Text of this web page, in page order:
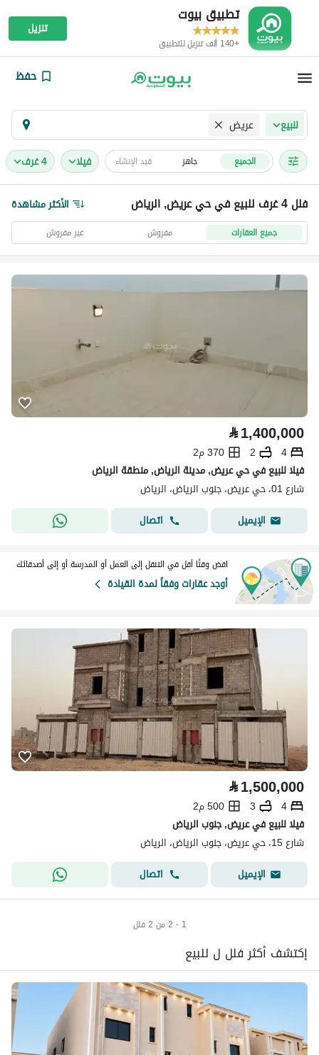
تطبيق بيوت
+140 ألف تنزيل للتطبيق
تنزيل
حفظ
للبيع عريض
الجميع جاهز قيد الإنشاء فیلا 4 غرف
فلل 4 غرف للبيع في حي عريض, الرياض الأكثر مشاهدة
جميع العقارات مفروش غير مفروش
⃁1,400,000
4
2
370 م2
فيلا للبيع في حي عريض, مدينة الرياض, منطقة الرياض
شارع 01، حي عريض، جنوب الرياض، الرياض
الإيميل
اتصال
اقض وقتًا أقل في التنقل إلى العمل أو المدرسة أو إلى أصدقائك
أوجد عقارات وفقاً لمدة القيادة
⃁1,500,000
4
3
500 م2
فيلا للبيع في عريض, جنوب الرياض
شارع 15، حي عريض، جنوب الرياض، الرياض
الإيميل
اتصال
1 - 2 من 2 فلل
إكتشف أكثر فلل ل للبيع